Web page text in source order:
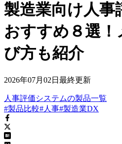
製造業向け人事
おすすめ８選
び方も紹介
2026年07月02日 最終更新
人事評価システムの製品一覧
#製品比較#人事#製造業DX